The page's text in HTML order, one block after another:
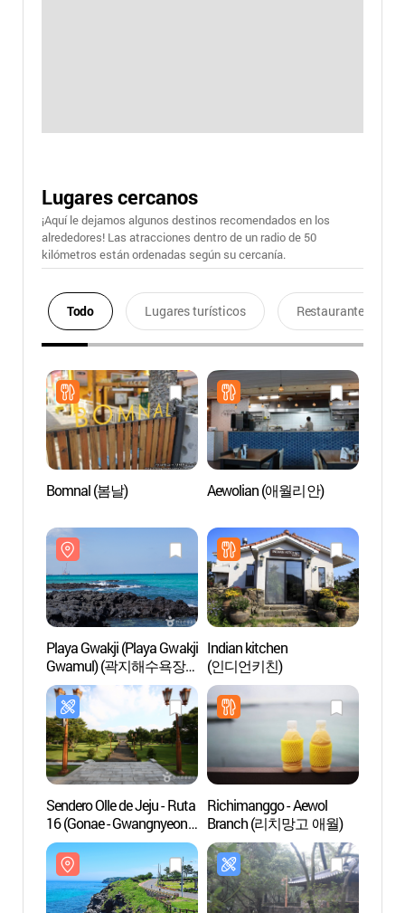
Lugares cercanos
¡Aquí le dejamos algunos destinos recomendados en los
alrededores! Las atracciones dentro de un radio de 50
kilómetros están ordenadas según su cercanía.
Todo Lugares turísticos Restaurantes
Bomnal (봄날) Aewolian (애월리안)
Playa Gwakji (Playa Gwakji
Gwamul) (곽지해수욕장
(곽지과물해변))
Indian kitchen
(인디언키친)
Sendero Olle de Jeju - Ruta
16 (Gonae - Gwangnyeong
Olle) ([제주올레 16코스]
고내-광령 올레)
Richimanggo - Aewol
Branch (리치망고 애월)